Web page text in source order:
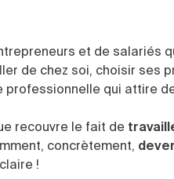
et de salariés
de chez soi, choisir ses
professionnelle qui attire
recouvre le fait de
concrètement,
!